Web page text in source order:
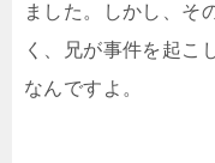
ました。しかし、そ
く、兄が事件を起こ
なんですよ。